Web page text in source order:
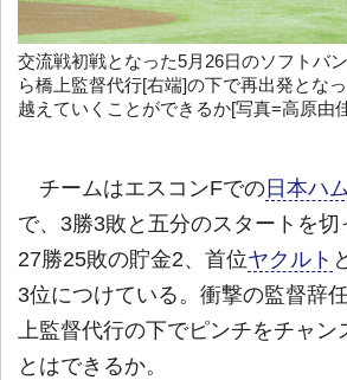
交流戦初戦となった5月26日のソフトバ
ら橋上監督代行[右端]の下で再出発とな
越えていくことができるか[写真=高原由
チームはエスコンFでの 日本ハ
で、3勝3敗と五分のスタートを
27勝25敗の貯金2、首位ヤクルト
3位につけている。衝撃の監督辞
上監督代行の下でピンチをチャン
とはできるか。